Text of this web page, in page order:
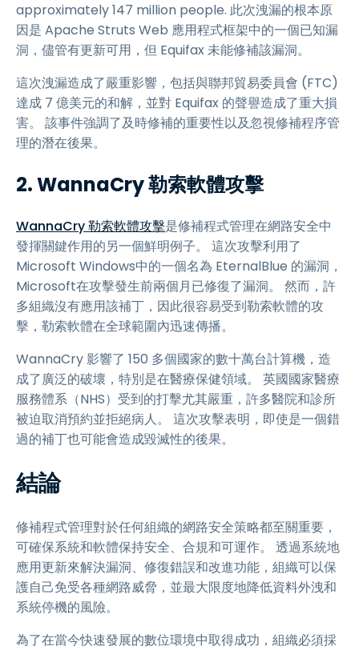
approximately 147 million people. 此次洩漏的根本原
因是 Apache Struts Web 應用程式框架中的一個已知漏
洞，儘管有更新可用，但 Equifax 未能修補該漏洞。
這次洩漏造成了嚴重影響，包括與聯邦貿易委員會 (FTC)
達成 7 億美元的和解，並對 Equifax 的聲譽造成了重大損
害。 該事件強調了及時修補的重要性以及忽視修補程序管
理的潛在後果。
2. WannaCry 勒索軟體攻擊
WannaCry 勒索軟體攻擊是修補程式管理在網路安全中
發揮關鍵作用的另一個鮮明例子。 這次攻擊利用了
Microsoft Windows中的一個名為 EternalBlue 的漏洞，
Microsoft在攻擊發生前兩個月已修復了漏洞。 然而，許
多組織沒有應用該補丁，因此很容易受到勒索軟體的攻
擊，勒索軟體在全球範圍內迅速傳播。
WannaCry 影響了 150 多個國家的數十萬台計算機，造
成了廣泛的破壞，特別是在醫療保健領域。 英國國家醫療
服務體系（NHS）受到的打擊尤其嚴重，許多醫院和診所
被迫取消預約並拒絕病人。 這次攻擊表明，即使是一個錯
過的補丁也可能會造成毀滅性的後果。
結論
修補程式管理對於任何組織的網路安全策略都至關重要，
可確保系統和軟體保持安全、合規和可運作。 透過系統地
應用更新來解決漏洞、修復錯誤和改進功能，組織可以保
護自己免受各種網路威脅，並最大限度地降低資料外洩和
系統停機的風險。
為了在當今快速發展的數位環境中取得成功，組織必須採